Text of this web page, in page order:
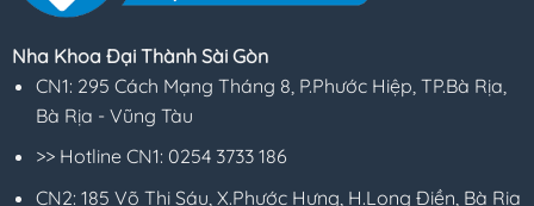
>> Hotline CN1:
CN2: 185 Võ Thị Sáu, X.Phước Hưng, H.Long Điền, Bà Rịa
- Vũng Tàu